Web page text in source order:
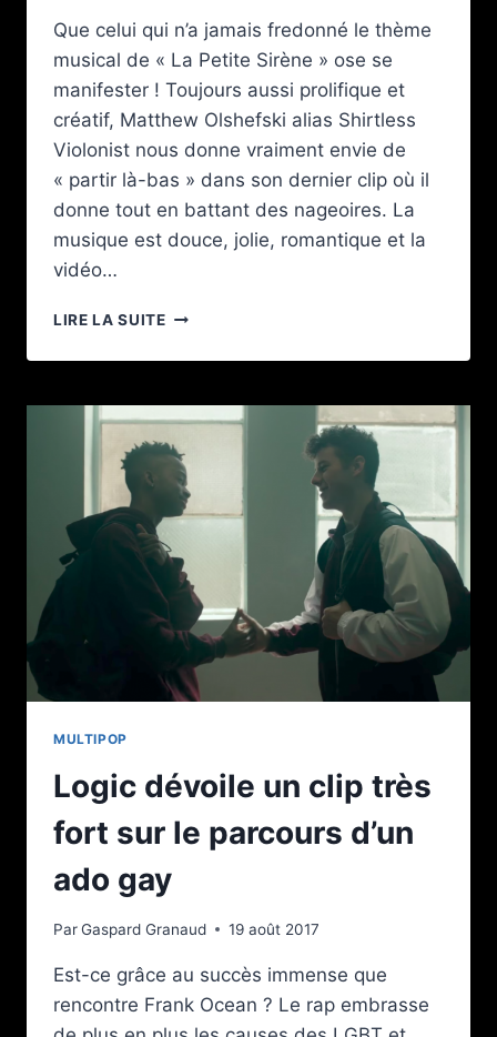
Que celui qui n’a jamais fredonné le thème
musical de « La Petite Sirène » ose se
manifester ! Toujours aussi prolifique et
créatif, Matthew Olshefski alias Shirtless
Violonist nous donne vraiment envie de
« partir là-bas » dans son dernier clip où il
donne tout en battant des nageoires. La
musique est douce, jolie, romantique et la
vidéo…
LIRE LA SUITESHIRTLESS
REND
À
PETITE
SIRÈNE
MULTIPOP
Logic dévoile un clip très
fort sur le parcours d’un
ado gay
ParGaspard Granaud 19 août 2017
Est-ce grâce au succès immense que
rencontre Frank Ocean ? Le rap embrasse